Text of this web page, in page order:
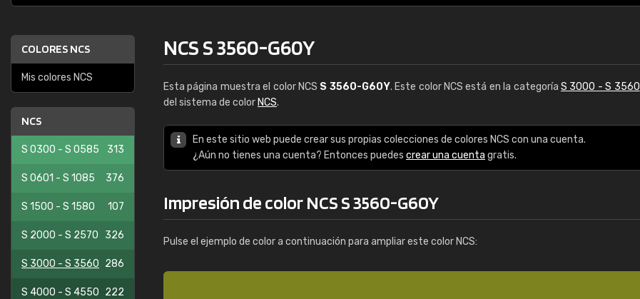
COLORES NCS
Mis colores NCS
NCS
S 0300 - S 0585 313
S 0601 - S 1085 376
S 1500 - S 1580 107
S 2000 - S 2570 326
S 3000 - S 3560 286
S 4000 - S 4550 222
NCS S 3560-G60Y
Esta página muestra el color NCS S 3560-G60Y. Este color NCS está en la categoríaS 3000 - S 3560
del sistema de color NCS.
En este sitio web puede crear sus propias colecciones de colores NCS con una cuenta.
¿Aún no tienes una cuenta? Entonces puedes crear una cuenta gratis.
Impresión de color NCS S 3560-G60Y
Pulse el ejemplo de color a continuación para ampliar este color NCS: